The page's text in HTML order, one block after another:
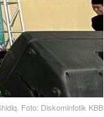
Foto: Diskominfotik KBB